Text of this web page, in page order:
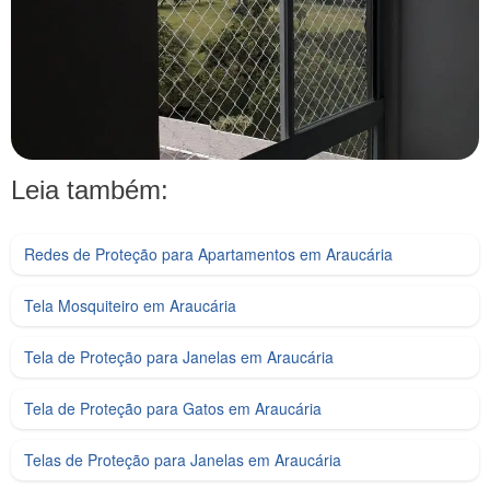
Leia também:
Redes de Proteção para Apartamentos em Araucária
Tela Mosquiteiro em Araucária
Tela de Proteção para Janelas em Araucária
Tela de Proteção para Gatos em Araucária
Telas de Proteção para Janelas em Araucária